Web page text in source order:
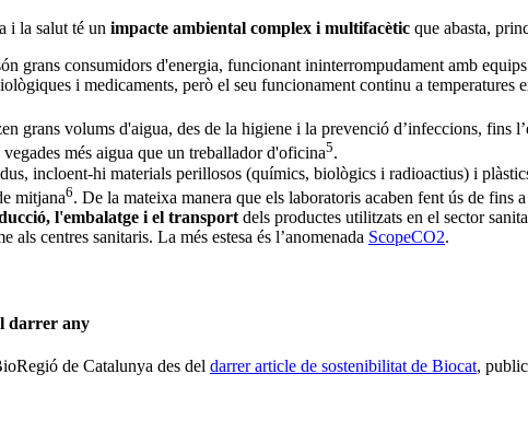
i la salut té un impacte ambiental complex i multifacètic que abasta,
grans consumidors d'energia, funcionant ininterrompudament amb
i medicaments, però el seu funcionament continu a
grans volums d'aigua, des de la higiene i la prevenció d’infeccions, fins
més aigua que un treballador d'oficina5.
incloent-hi materials perillosos (químics, biològics i radioactius) i
mitjana6. De la mateixa manera que els laboratoris acaben fent ús de fins
l'embalatge i el transport dels productes utilitzats en el sector
als centres sanitaris. La més estesa és l’anomenada ScopeCO2.
darrer any
de Catalunya des del darrer article de sostenibilitat de Biocat,